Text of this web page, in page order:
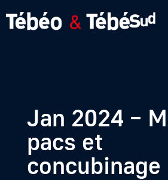
Jan 2024 –
pacs et
concubinage